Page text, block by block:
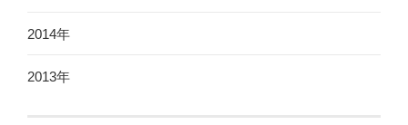
2014年
2013年